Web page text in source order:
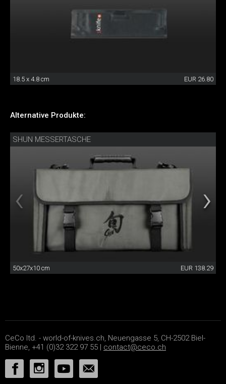
18.5 x 4.8 cm EUR 26.80
Alternative Produkte:
SHUN MESSERTASCHE
50x27x10 cm EUR 138.29
CeCo ltd. - world-of-knives.ch, Neuengasse 5, CH-2502 Biel-
Bienne, +41 (0)32 322 97 55 | contact@ceco.ch